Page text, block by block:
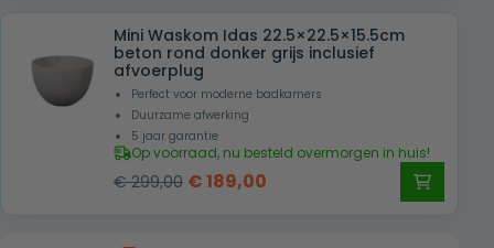
was:
€ 639,00.
is:
€ 348,00.
Mini Waskom Idas 22.5×22.5×15.5cm
beton rond donker grijs inclusief
afvoerplug
Perfect voor moderne badkamers
Duurzame afwerking
5 jaar garantie
Op voorraad, nu besteld overmorgen in huis!
€299,00 Oorspronkelijke
€189,00